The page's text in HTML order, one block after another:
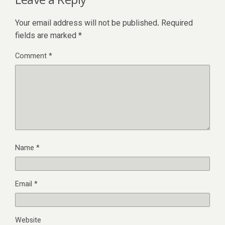
Your email address will not be published. Required
fields are marked *
Comment*
Name *
Email *
Website